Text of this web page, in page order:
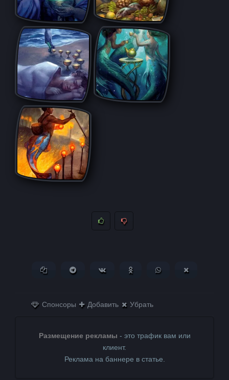
Копировать ссылкуПоделиться в Telegram
Поделиться ВКонтактеПоделиться в
Поделиться в
Спонсоры Добавить Убрать
Размещение рекламы - это трафик вам или
клиент.
Реклама на баннере в статье.